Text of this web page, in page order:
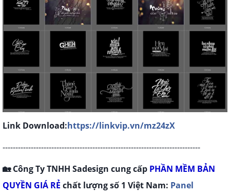
Link Download:https://linkvip.vn/mz24zX
-----------------------------------------------------------------------------
🏡 Công Ty TNHH Sadesign cung cấp PHẦN MỀM BẢN
QUYỀN GIÁ RẺ chất lượng số 1 Việt Nam: Panel